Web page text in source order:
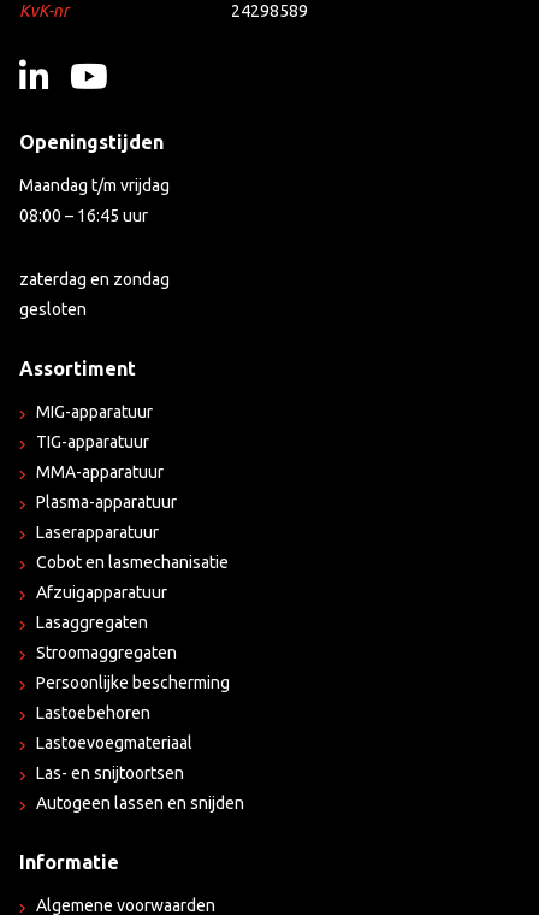
KvK-nr
24298589
Openingstijden
Maandag t/m vrijdag
08:00 – 16:45 uur
zaterdag en zondag
gesloten
Assortiment
MIG-apparatuur
TIG-apparatuur
MMA-apparatuur
Plasma-apparatuur
Laserapparatuur
Cobot en lasmechanisatie
Afzuigapparatuur
Lasaggregaten
Stroomaggregaten
Persoonlijke bescherming
Lastoebehoren
Lastoevoegmateriaal
Las- en snijtoortsen
Autogeen lassen en snijden
Informatie
Algemene voorwaarden